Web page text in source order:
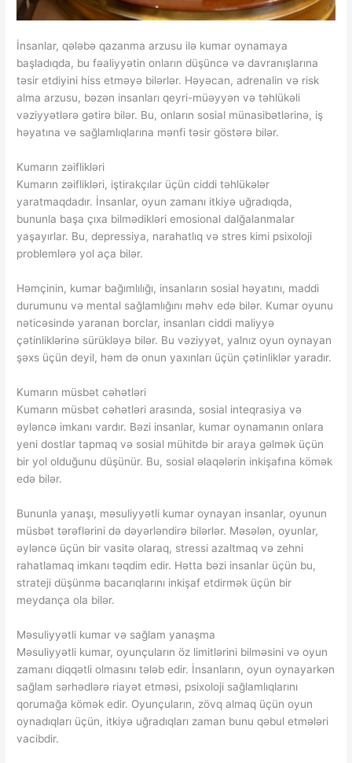
İnsanlar, qələbə qazanma arzusu ilə kumar oynamaya
başladıqda, bu fəaliyyətin onların düşüncə və davranışlarına
təsir etdiyini hiss etməyə bilərlər. Həyəcan, adrenalin və risk
alma arzusu, bəzən insanları qeyri-müəyyən və təhlükəli
vəziyyətlərə gətirə bilər. Bu, onların sosial münasibətlərinə, iş
həyatına və sağlamlıqlarına mənfi təsir göstərə bilər.
Kumarın zəiflikləri
Kumarın zəiflikləri, iştirakçılar üçün ciddi təhlükələr
yaratmaqdadır. İnsanlar, oyun zamanı itkiyə uğradıqda,
bununla başa çıxa bilmədikləri emosional dalğalanmalar
yaşayırlar. Bu, depressiya, narahatlıq və stres kimi psixoloji
problemlərə yol aça bilər.
Həmçinin, kumar bağımlılığı, insanların sosial həyatını, maddi
durumunu və mental sağlamlığını məhv edə bilər. Kumar oyunu
nəticəsində yaranan borclar, insanları ciddi maliyyə
çətinliklərinə sürükləyə bilər. Bu vəziyyət, yalnız oyun oynayan
şəxs üçün deyil, həm də onun yaxınları üçün çətinliklər yaradır.
Kumarın müsbət cəhətləri
Kumarın müsbət cəhətləri arasında, sosial inteqrasiya və
əyləncə imkanı vardır. Bəzi insanlar, kumar oynamanın onlara
yeni dostlar tapmaq və sosial mühitdə bir araya gəlmək üçün
bir yol olduğunu düşünür. Bu, sosial əlaqələrin inkişafına kömək
edə bilər.
Bununla yanaşı, məsuliyyətli kumar oynayan insanlar, oyunun
müsbət tərəflərini də dəyərləndirə bilərlər. Məsələn, oyunlar,
əyləncə üçün bir vasitə olaraq, stressi azaltmaq və zehni
rahatlamaq imkanı təqdim edir. Hətta bəzi insanlar üçün bu,
strateji düşünmə bacarıqlarını inkişaf etdirmək üçün bir
meydança ola bilər.
Məsuliyyətli kumar və sağlam yanaşma
Məsuliyyətli kumar, oyunçuların öz limitlərini bilməsini və oyun
zamanı diqqətli olmasını tələb edir. İnsanların, oyun oynayarkən
sağlam sərhədlərə riayət etməsi, psixoloji sağlamlıqlarını
qorumağa kömək edir. Oyunçuların, zövq almaq üçün oyun
oynadıqları üçün, itkiyə uğradıqları zaman bunu qəbul etmələri
vacibdir.